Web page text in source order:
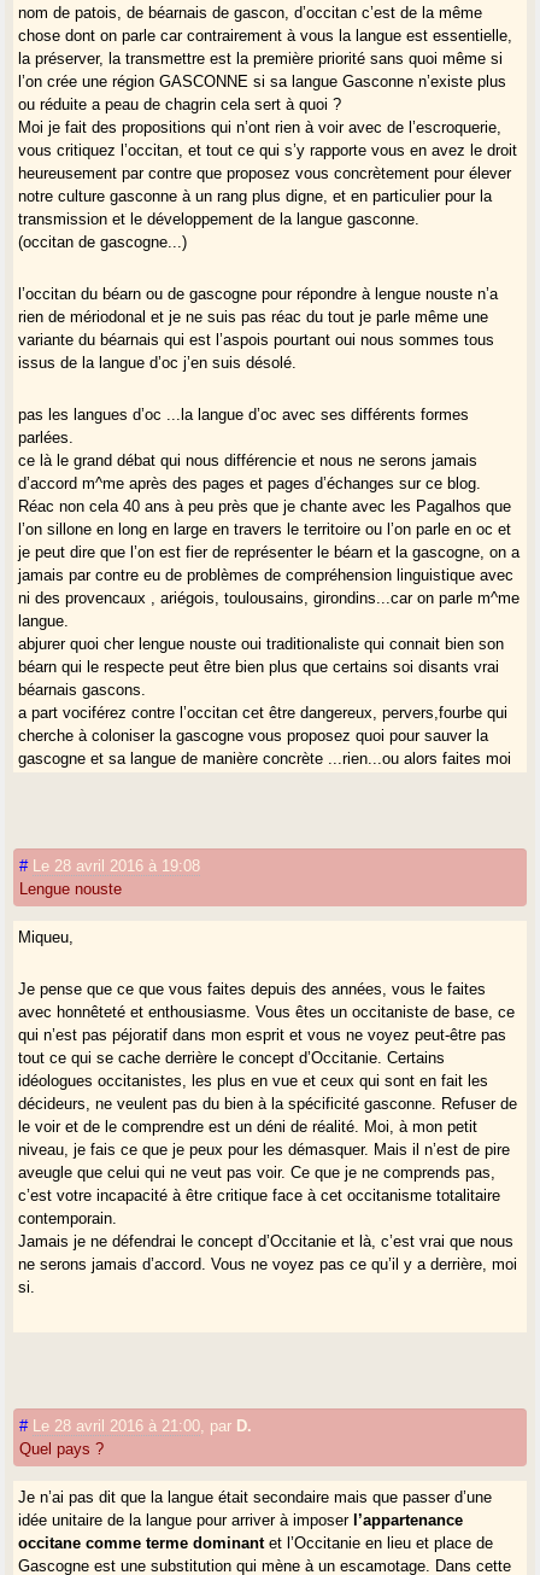
nom de patois, de béarnais de gascon, d’occitan c’est de la même
chose dont on parle car contrairement à vous la langue est essentielle,
la préserver, la transmettre est la première priorité sans quoi même si
l’on crée une région GASCONNE si sa langue Gasconne n’existe plus
ou réduite a peau de chagrin cela sert à quoi ?
Moi je fait des propositions qui n’ont rien à voir avec de l’escroquerie,
vous critiquez l’occitan, et tout ce qui s’y rapporte vous en avez le droit
heureusement par contre que proposez vous concrètement pour élever
notre culture gasconne à un rang plus digne, et en particulier pour la
transmission et le développement de la langue gasconne.
(occitan de gascogne...)
l’occitan du béarn ou de gascogne pour répondre à lengue nouste n’a
rien de mériodonal et je ne suis pas réac du tout je parle même une
variante du béarnais qui est l’aspois pourtant oui nous sommes tous
issus de la langue d’oc j’en suis désolé.
pas les langues d’oc ...la langue d’oc avec ses différents formes
parlées.
ce là le grand débat qui nous différencie et nous ne serons jamais
d’accord m^me après des pages et pages d’échanges sur ce blog.
Réac non cela 40 ans à peu près que je chante avec les Pagalhos que
l’on sillone en long en large en travers le territoire ou l’on parle en oc et
je peut dire que l’on est fier de représenter le béarn et la gascogne, on a
jamais par contre eu de problèmes de compréhension linguistique avec
ni des provencaux , ariégois, toulousains, girondins...car on parle m^me
langue.
abjurer quoi cher lengue nouste oui traditionaliste qui connait bien son
béarn qui le respecte peut être bien plus que certains soi disants vrai
béarnais gascons.
a part vociférez contre l’occitan cet être dangereux, pervers,fourbe qui
cherche à coloniser la gascogne vous proposez quoi pour sauver la
gascogne et sa langue de manière concrète ...rien...ou alors faites moi
miqueu
#
Le 28 avril 2016 à 19:08
Lengue nouste
Miqueu,
Je pense que ce que vous faites depuis des années, vous le faites
avec honnêteté et enthousiasme. Vous êtes un occitaniste de base, ce
qui n’est pas péjoratif dans mon esprit et vous ne voyez peut-être pas
tout ce qui se cache derrière le concept d’Occitanie. Certains
idéologues occitanistes, les plus en vue et ceux qui sont en fait les
décideurs, ne veulent pas du bien à la spécificité gasconne. Refuser de
le voir et de le comprendre est un déni de réalité. Moi, à mon petit
niveau, je fais ce que je peux pour les démasquer. Mais il n’est de pire
aveugle que celui qui ne veut pas voir. Ce que je ne comprends pas,
c’est votre incapacité à être critique face à cet occitanisme totalitaire
contemporain.
Jamais je ne défendrai le concept d’Occitanie et là, c’est vrai que nous
ne serons jamais d’accord. Vous ne voyez pas ce qu’il y a derrière, moi
si.
# Le 28 avril 2016 à 21:00 par D.
Quel pays ?
Je n’ai pas dit que la langue était secondaire mais que passer d’une
idée unitaire de la langue pour arriver à imposer l’appartenance
occitane comme terme dominantet l’Occitanie en lieu et place de
Gascogne est une substitution qui mène à un escamotage. Dans cette